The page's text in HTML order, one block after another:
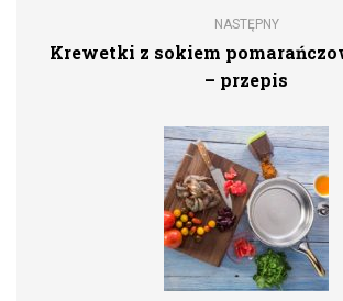
NASTĘPNY
Krewetki z sokiem
– przepis